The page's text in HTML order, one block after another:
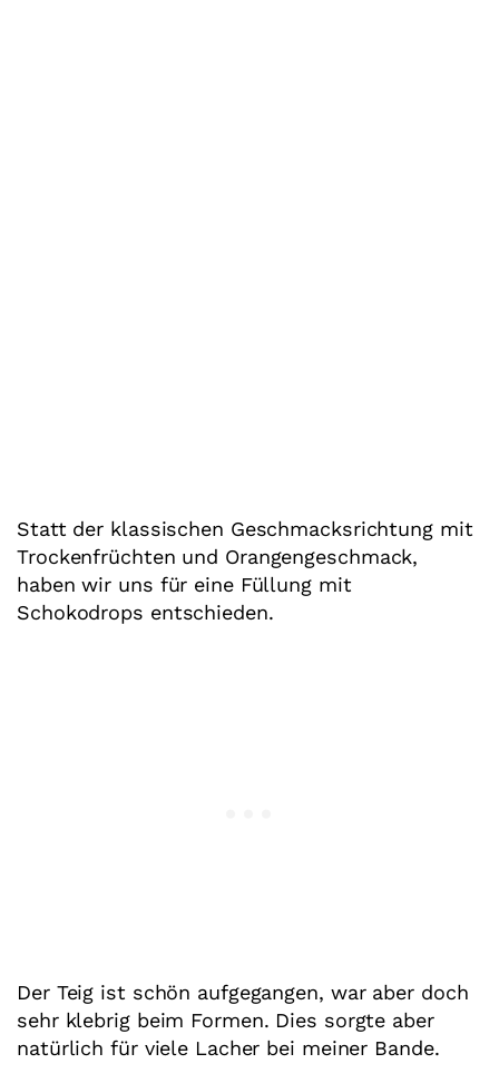
Statt der klassischen Geschmacksrichtung mit
Trockenfrüchten und Orangengeschmack,
haben wir uns für eine Füllung mit
Schokodrops entschieden.
Der Teig ist schön aufgegangen, war aber doch
sehr klebrig beim Formen. Dies sorgte aber
natürlich für viele Lacher bei meiner Bande.